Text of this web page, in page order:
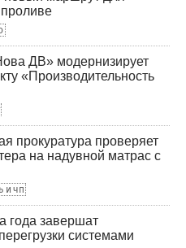
ДВ» модернизирует
«Производительность
прокуратура проверяет
на надувной матрас с
и чп
года завершат
системами